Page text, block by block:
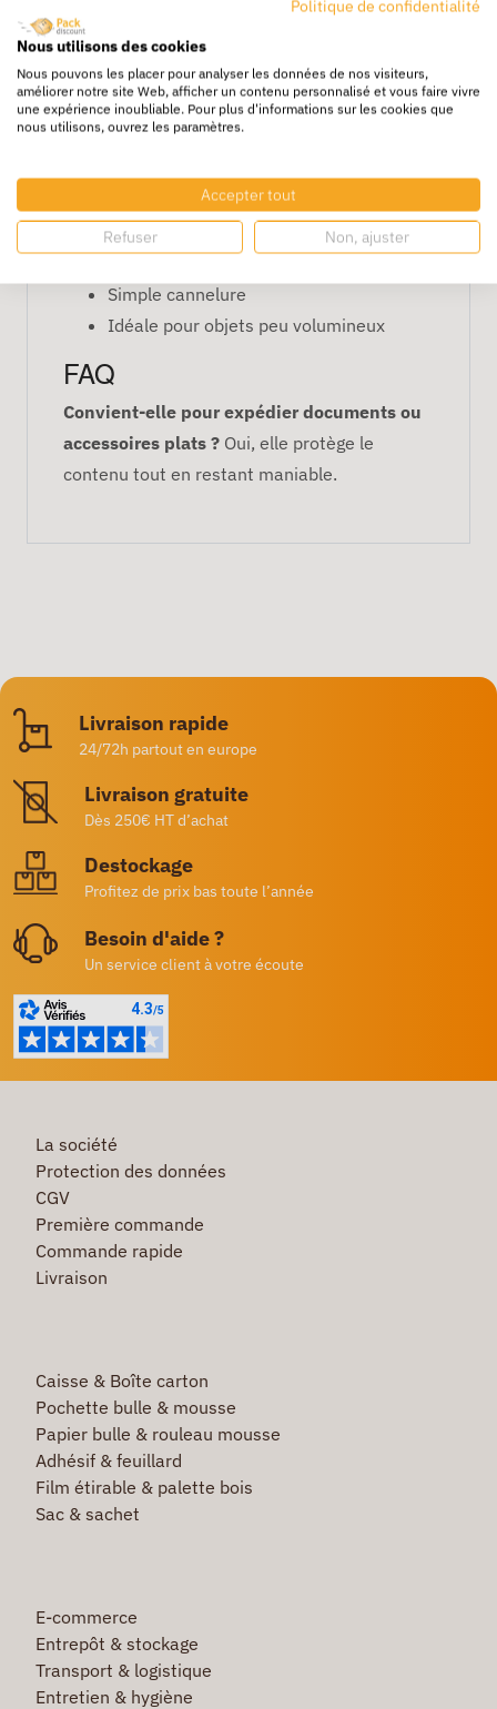
Avantages
Convient aux objets plats ou légers
Empilable et facile à manipuler
Recyclable
Caractéristiques
Simple cannelure
Idéale pour objets peu volumineux
FAQ
Convient-elle pour expédier documents ou
accessoires plats ? Oui, elle protège le
contenu tout en restant maniable.
Livraison rapide
24/72h partout en europe
Livraison gratuite
Dès 250€ HT d’achat
Destockage
Profitez de prix bas toute l’année
Besoin d'aide ?
Un service client à votre écoute
La société
Protection des données
CGV
Première commande
Commande rapide
Livraison
Caisse & Boîte carton
Pochette bulle & mousse
Papier bulle & rouleau mousse
Adhésif & feuillard
Film étirable & palette bois
Sac & sachet
E-commerce
Entrepôt & stockage
Transport & logistique
Entretien & hygiène
Politique de confidentialité
Nous utilisons des cookies
Nous pouvons les placer pour analyser les données de nos visiteurs,
améliorer notre site Web, afficher un contenu personnalisé et vous faire vivre
une expérience inoubliable. Pour plus d'informations sur les cookies que
nous utilisons, ouvrez les paramètres.
Accepter tout
Refuser Non, ajuster